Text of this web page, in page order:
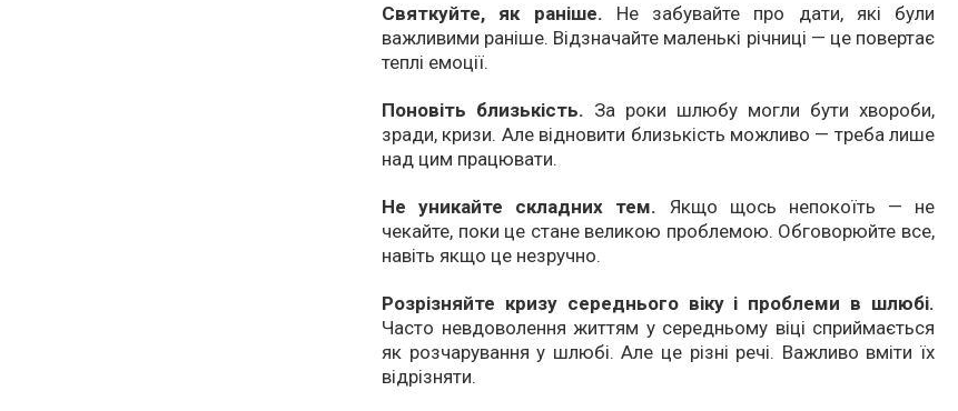
Святкуйте, як раніше. Не забувайте про дати, які були
важливими раніше. Відзначайте маленькі річниці — це повертає
теплі емоції.
Поновіть близькість. За роки шлюбу могли бути хвороби,
зради, кризи. Але відновити близькість можливо — треба лише
над цим працювати.
Не уникайте складних тем. Якщо щось непокоїть — не
чекайте, поки це стане великою проблемою. Обговорюйте все,
навіть якщо це незручно.
Розрізняйте кризу середнього віку і проблеми в шлюбі.
Часто невдоволення життям у середньому віці сприймається
як розчарування у шлюбі. Але це різні речі. Важливо вміти їх
відрізняти.